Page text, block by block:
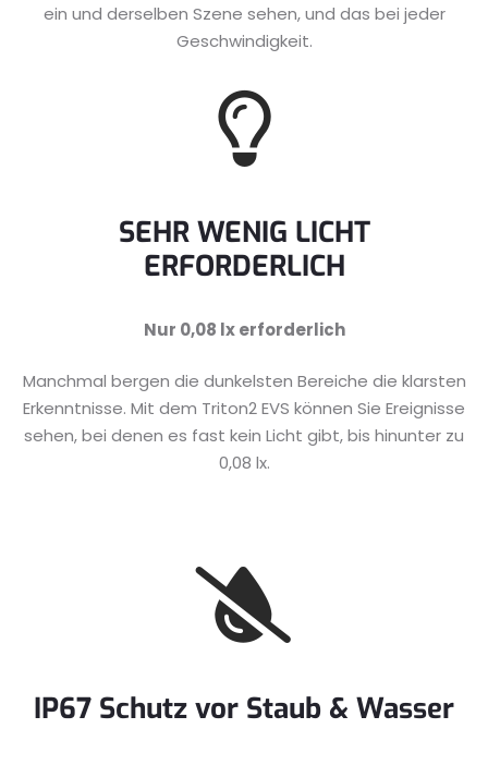
ein und derselben Szene sehen, und das bei jeder
Geschwindigkeit.
SEHR WENIG LICHT
ERFORDERLICH
Nur 0,08 lx erforderlich
Manchmal bergen die dunkelsten Bereiche die klarsten
Erkenntnisse. Mit dem Triton2 EVS können Sie Ereignisse
sehen, bei denen es fast kein Licht gibt, bis hinunter zu
0,08 lx.
IP67 Schutz vor Staub & Wasser